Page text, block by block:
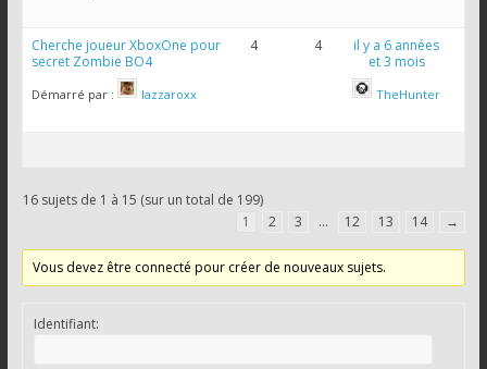
Cherche joueur XboxOne pour
secret Zombie BO4
Démarré par : lazzaroxx
4 4
il y a 6 années
et 3 mois
TheHunter
16 sujets de 1 à 15 (sur un total de 199)
1
2 3 … 12 13 14 →
Vous devez être connecté pour créer de nouveaux sujets.
Identifiant: